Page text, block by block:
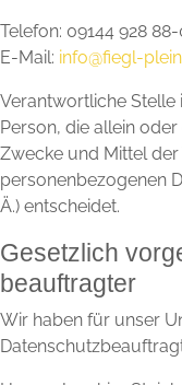
Telefon: 09144 928
E-Mail: info@fiegl-
Verantwortliche
Person, die allein
Zwecke und Mittel
personenbezogenen
Ä.) entscheidet.
Gesetzlich
beauftragter
Wir haben für unser